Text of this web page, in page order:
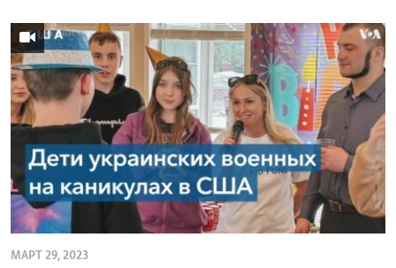
Языки
МАРТ 29, 2023